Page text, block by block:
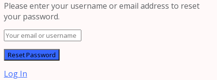
Please enter your username or email address to reset
your password.
Log In